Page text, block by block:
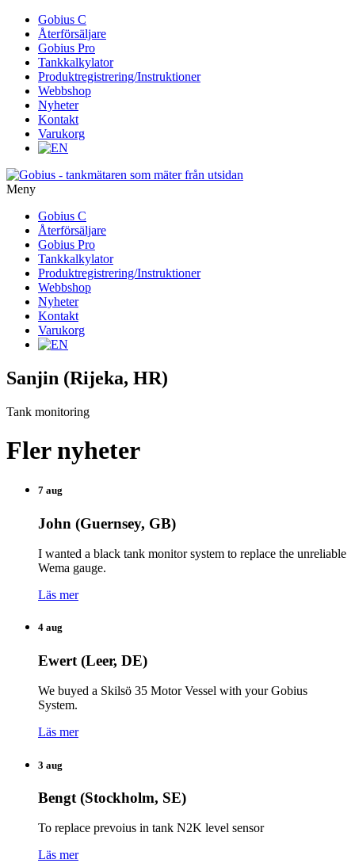
vidare
innehåll
Gobius C
Återförsäljare
Gobius Pro
Tankkalkylator
Produktregistrering/Instruktioner
Webbshop
Nyheter
Kontakt
Varukorg
Meny
vidare
innehåll
Gobius C
Återförsäljare
Gobius Pro
Tankkalkylator
Produktregistrering/Instruktioner
Webbshop
Nyheter
Kontakt
Varukorg
Sanjin (Rijeka, HR)
Tank monitoring
Fler nyheter
7 aug
John (Guernsey, GB)
I wanted a black tank monitor system to replace the unreliable
Wema gauge.
Läs mer
4 aug
Ewert (Leer, DE)
We buyed a Skilsö 35 Motor Vessel with your Gobius
System.
Läs mer
3 aug
Bengt (Stockholm, SE)
To replace prevoius in tank N2K level sensor
Läs mer